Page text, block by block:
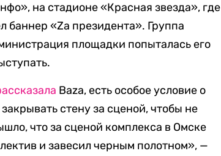
на стадионе «Красная звезда», где
«Zа президента». Группа
площадки попыталась его
Baza, есть особое условие о
стену за сценой, чтобы не
что за сценой комплекса в Омске
и завесил черным полотном», —